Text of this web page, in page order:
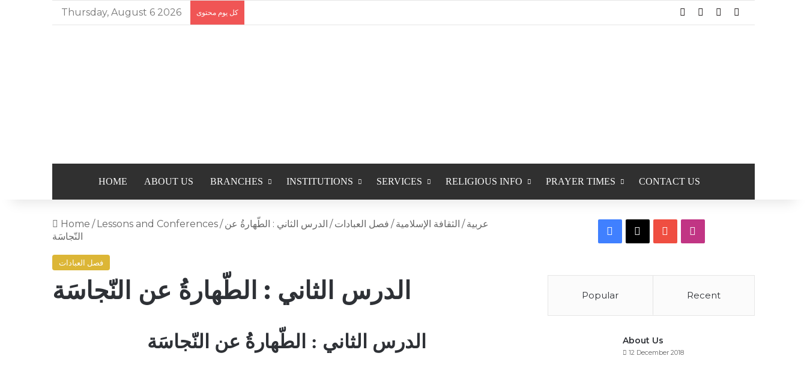
Thursday, August 6 2026 كل يوم محتوى FacebookYouTube
HOME ABOUT US BRANCHES INSTITUTIONS SERVICES RELIGIOUS INFO PRAYER TIMES CONTACT US
Home / Lessons and Conferences/ عربية / الثقافة الإسلامية / فصل العبادات / الدرس الثاني : الطّهارةُ عن
النّجاسَة
فصل العبادات
الدرس الثاني : الطّهارةُ عن النّجاسَة
الدرس الثاني : الطّهارةُ عن النّجاسَة
Facebook YouTube
Popular Recent
About Us
12 December 2018